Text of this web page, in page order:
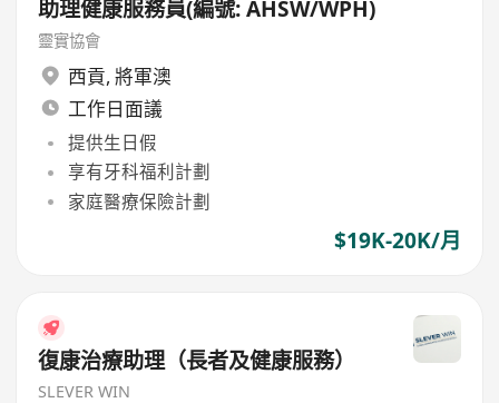
助理健康服務員(編號: AHSW/WPH)
靈實協會
西貢, 將軍澳
工作日面議
提供生日假
享有牙科福利計劃
家庭醫療保險計劃
$19K-20K/月
復康治療助理（長者及健康服務）
SLEVER WIN